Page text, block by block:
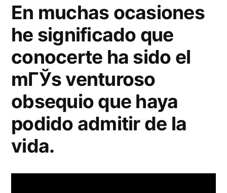
En muchas ocasiones
he significado que
conocerte ha sido el
mГЎs venturoso
obsequio que haya
podido admitir de la
vida.